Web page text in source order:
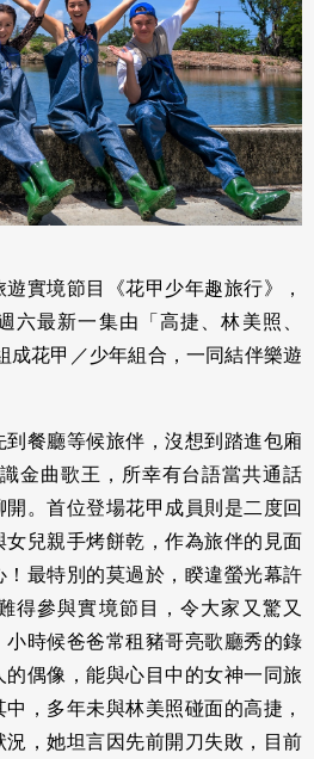
實境節目《花甲少年趣旅行》，
六最新一集由「高捷、林美照、
成花甲／少年組合，一同結伴樂遊
餐廳等候旅伴，沒想到踏進包廂
金曲歌王，所幸有台語當共通話
。首位登場花甲成員則是二度回
兒親手烤餅乾，作為旅伴的見面
最特別的莫過於，睽違螢光幕許
得參與實境節目，令大家又驚又
時候爸爸常租豬哥亮歌廳秀的錄
偶像，能與心目中的女神一同旅
，多年未與林美照碰面的高捷，
，她坦言因先前開刀失敗，目前